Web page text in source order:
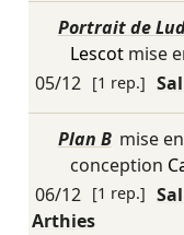
Portrait de
Lescotmise
05/12 [1 rep.]
Plan B mise
conception
06/12 [1 rep.]
Arthies